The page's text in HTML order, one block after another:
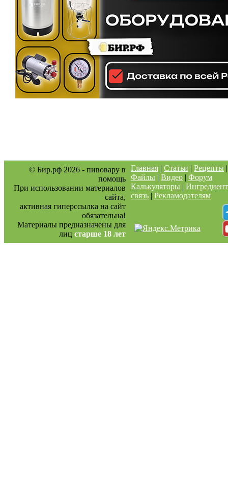
© Бир.рф 2026 - пивовару в
помощь
При использовании материалов
сайта,
активная гиперссылка на сайт
обязательна!
Материалы предназначены для
лиц старше 18 лет
Главная | Статьи | Рецепты
Файлы | Видео | Форум
Калькуляторы |
связь | Рекламодателям